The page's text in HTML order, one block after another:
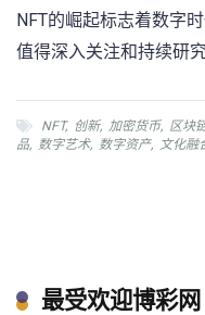
NFT的崛起标志着数字
值得深入关注和持续研究
NFT, 创新, 加密货币, 区块
品, 数字艺术, 数字资产, 文化融
最受欢迎博彩网